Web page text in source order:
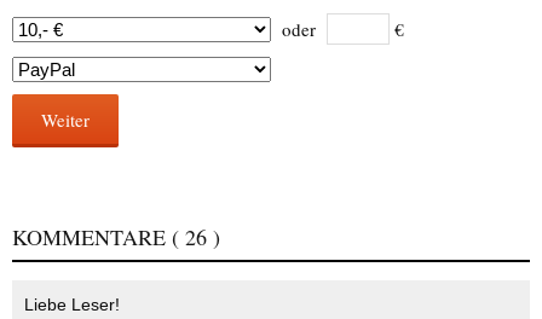
oder €
Weiter
KOMMENTARE ( 26 )
Liebe Leser!